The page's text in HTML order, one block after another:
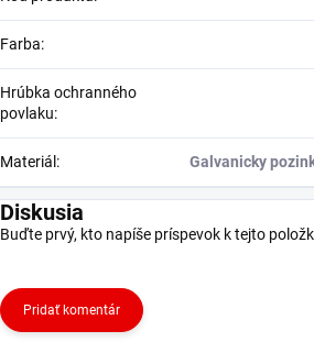
Farba:
Hrúbka ochranného
povlaku:
Materiál : Galvanicky
Diskusia
Buďte prvý, kto napíše príspevok k tejto
Pridať komentár